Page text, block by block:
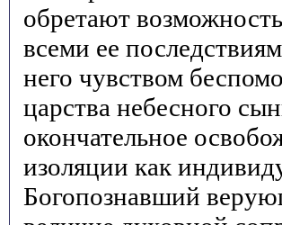
обретают
всеми ее
него чувством
царства небесного
окончательное
изоляции как
Богопознавший